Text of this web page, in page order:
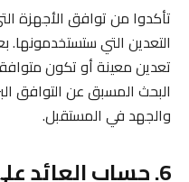
تأكدوا من توافق الأجهزة
التعدين التي
تعدين معينة أو تكون
البحث المسبق عن التوافق
والجهد في المستقبل.